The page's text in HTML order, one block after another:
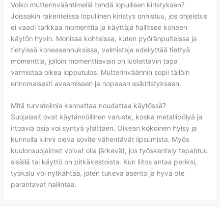
Voiko mutterinvääntimellä tehdä lopullisen kiristyksen?
Joissakin rakenteissa lopullinen kiristys onnistuu, jos ohjeistus
ei vaadi tarkkaa momenttia ja käyttäjä hallitsee koneen
käytön hyvin. Monissa kohteissa, kuten pyöränpulteissa ja
tietyissä koneasennuksissa, valmistaja edellyttää tiettyä
momenttia, jolloin momenttiavain on luotettavin tapa
varmistaa oikea lopputulos. Mutterinväännin sopii tällöin
erinomaisesti avaamiseen ja nopeaan esikiristykseen.
Mitä turvatoimia kannattaa noudattaa käytössä?
Suojalasit ovat käytännöllinen varuste, koska metallipölyä ja
irtoavia osia voi syntyä yllättäen. Oikean kokoinen hylsy ja
kunnolla kiinni oleva sovite vähentävät lipsumista. Myös
kuulonsuojaimet voivat olla järkevät, jos työskentely tapahtuu
sisällä tai käyttö on pitkäkestoista. Kun liitos antaa periksi,
työkalu voi nytkähtää, joten tukeva asento ja hyvä ote
parantavat hallintaa.